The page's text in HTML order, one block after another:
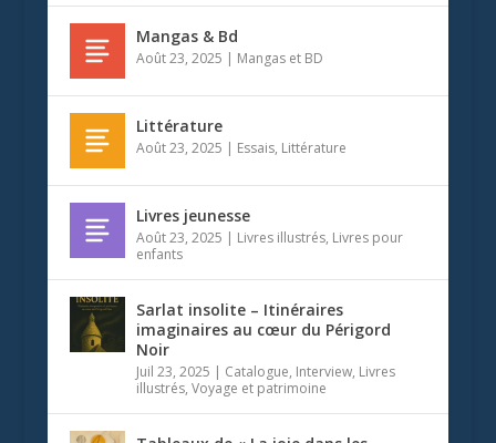
Mangas & Bd
Août 23, 2025 Mangas et BD
Littérature
Août 23, 2025 Essais, Littérature
Livres jeunesse
Août 23, 2025 Livres illustrés, Livres pour
enfants
Sarlat insolite – Itinéraires
imaginaires au cœur du Périgord
Noir
Juil 23, 2025 Catalogue, Interview, Livres
illustrés, Voyage et patrimoine